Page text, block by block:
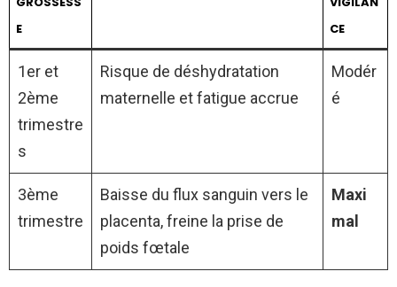
E
CE
1er et
2ème
trimestre
s
Risque de déshydratation
maternelle et fatigue accrue
Modér
é
3ème
trimestre
Baisse du flux sanguin vers le
placenta, freine la prise de
poids fœtale
Maxi
mal